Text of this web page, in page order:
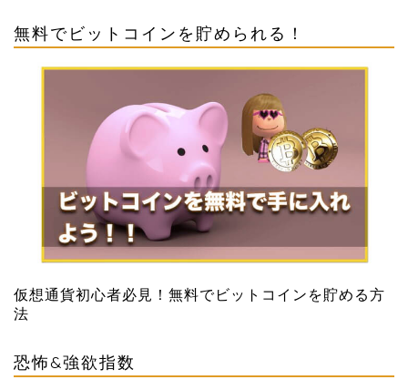
無料でビットコインを貯められる！
仮想通貨初心者必見！無料でビットコインを貯める方
法
恐怖&強欲指数